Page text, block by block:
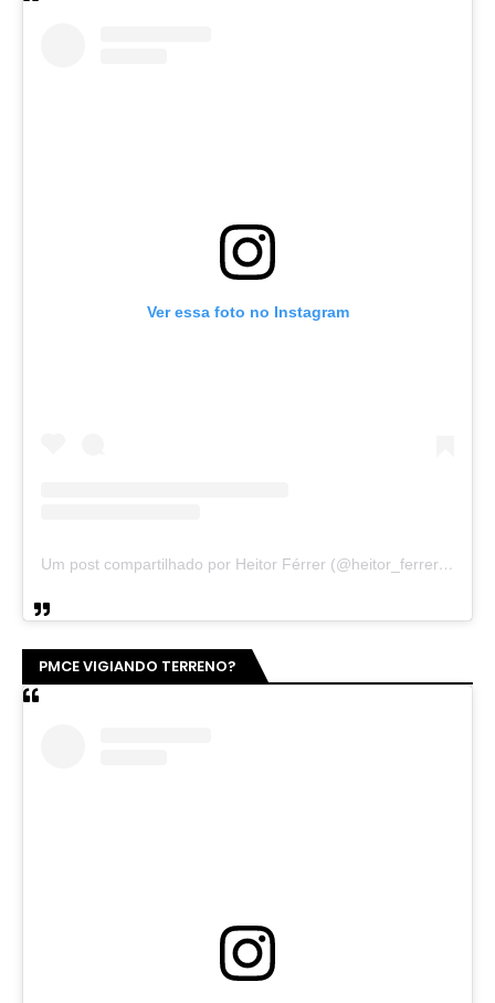
Ver essa foto no Instagram
Um post compartilhado por Heitor Férrer (@heitor_ferrer77)
PMCE VIGIANDO TERRENO?